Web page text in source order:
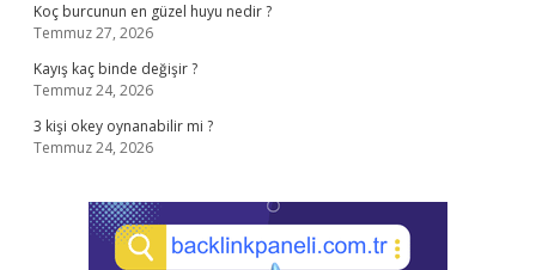
Koç burcunun en güzel huyu nedir ?
Temmuz 27, 2026
Kayış kaç binde değişir ?
Temmuz 24, 2026
3 kişi okey oynanabilir mi ?
Temmuz 24, 2026